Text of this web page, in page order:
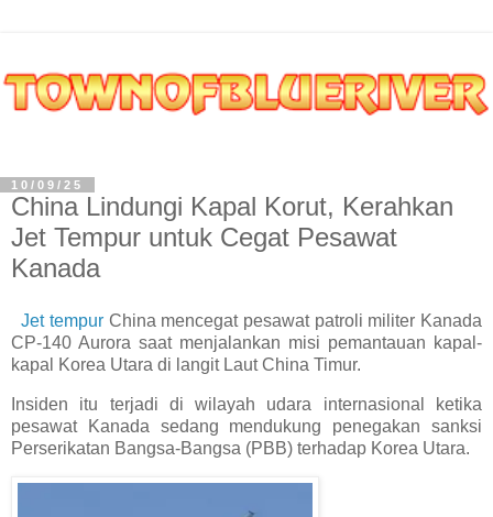
10/09/25
China Lindungi Kapal Korut, Kerahkan
Jet Tempur untuk Cegat Pesawat
Kanada
Jet tempur China mencegat pesawat patroli militer Kanada
CP-140 Aurora saat menjalankan misi pemantauan kapal-
kapal Korea Utara di langit Laut China Timur.
Insiden itu terjadi di wilayah udara internasional ketika
pesawat Kanada sedang mendukung penegakan sanksi
Perserikatan Bangsa-Bangsa (PBB) terhadap Korea Utara.